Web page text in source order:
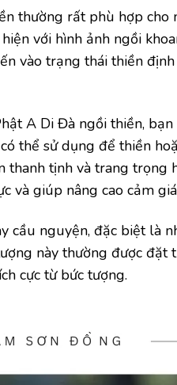
thường rất phù hợp cho
với hình ảnh ngồi
vào trạng thái thiền
A Di Đà ngồi thiền, bạn
thể sử dụng để thiền
thanh tịnh và trang trọng
và giúp nâng cao cảm
cầu nguyện, đặc biệt là
này thường được
cực từ bức tượng.